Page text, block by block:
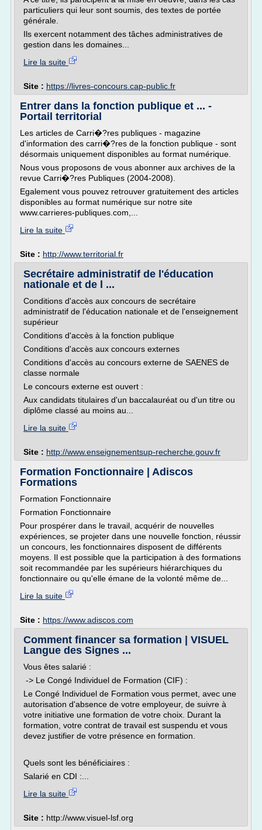
particuliers qui leur sont soumis, des textes de portée
générale.
Ils exercent notamment des tâches administratives de
gestion dans les domaines...
Lire la suite
Site : https://livres-concours.cap-public.fr
Entrer dans la fonction publique et ... -
Portail territorial
Les articles de Carri�?res publiques - magazine
d'information des carri�?res de la fonction publique - sont
désormais uniquement disponibles au format numérique.
Nous vous proposons de vous abonner aux archives de la
revue Carri�?res Publiques (2004-2008).
Egalement vous pouvez retrouver gratuitement des articles
disponibles au format numérique sur notre site
www.carrieres-publiques.com,...
Lire la suite
Site : http://www.territorial.fr
Secrétaire administratif de l'éducation
nationale et de l ...
Conditions d'accès aux concours de secrétaire
administratif de l'éducation nationale et de l'enseignement
supérieur
Conditions d'accès à la fonction publique
Conditions d'accès aux concours externes
Conditions d'accès au concours externe de SAENES de
classe normale
Le concours externe est ouvert :
Aux candidats titulaires d'un baccalauréat ou d'un titre ou
diplôme classé au moins au...
Lire la suite
Site : http://www.enseignementsup-recherche.gouv.fr
Formation Fonctionnaire | Adiscos
Formations
Formation Fonctionnaire
Formation Fonctionnaire
Pour prospérer dans le travail, acquérir de nouvelles
expériences, se projeter dans une nouvelle fonction, réussir
un concours, les fonctionnaires disposent de différents
moyens. Il est possible que la participation à des formations
soit recommandée par les supérieurs hiérarchiques du
fonctionnaire ou qu'elle émane de la volonté même de...
Lire la suite
Site : https://www.adiscos.com
Comment financer sa formation | VISUEL
Langue des Signes ...
Vous êtes salarié :
-> Le Congé Individuel de Formation (CIF) :
Le Congé Individuel de Formation vous permet, avec une
autorisation d'absence de votre employeur, de suivre à
votre initiative une formation de votre choix. Durant la
formation, votre contrat de travail est suspendu et vous
devez justifier de votre présence en formation.
Quels sont les bénéficiaires :
Salarié en CDI :...
Lire la suite
Site : http://www.visuel-lsf.org